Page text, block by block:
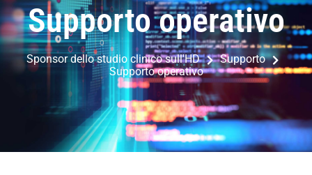
Supporto operativo
Sponsor dello studio clinico sull'HD
Supporto
Supporto operativo